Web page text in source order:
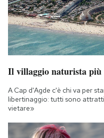
Il villaggio naturista più
A Cap d'Agde c'è chi va per
libertinaggio: tutti sono
vietare»